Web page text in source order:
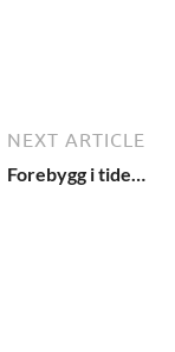
NEXT ARTICLE
Forebygg i tide…